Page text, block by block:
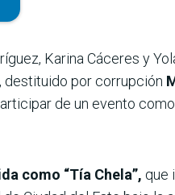
Karina Cáceres y
destituido por corrupción
de un evento
como “Tía Chela”, que